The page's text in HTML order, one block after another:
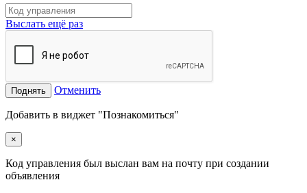
Выслать ещё раз
Поднять Отменить
Добавить в виджет "Познакомиться"
×
Код управления был выслан вам на почту при создании
объявления